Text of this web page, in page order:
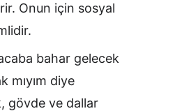
Onun için sosyal
bahar gelecek
mıyım diye
gövde ve dallar